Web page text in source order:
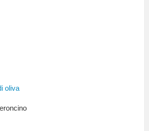
oliva